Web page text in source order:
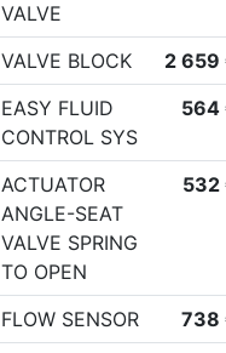
VALVE
VALVE BLOCK
2 659
EASY FLUID
CONTROL SYS
564
ACTUATOR
ANGLE-SEAT
VALVE SPRING
TO OPEN
532
FLOW SENSOR
738